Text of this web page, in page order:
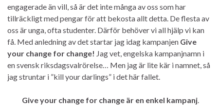
engagerade än vill, så är det inte många av oss som har
tillräckligt med pengar för att bekosta allt detta. De flesta av
oss är unga, ofta studenter. Därför behöver vi all hjälp vi kan
få. Med anledning av det startar jag idag kampanjen Give
your change for change! Jag vet, engelska kampanjnamn i
en svensk riksdagsvalrörelse… Men jag är lite kär i namnet, så
jag struntar i ”kill your darlings” i det här fallet.
Give your change for change är en enkel kampanj.